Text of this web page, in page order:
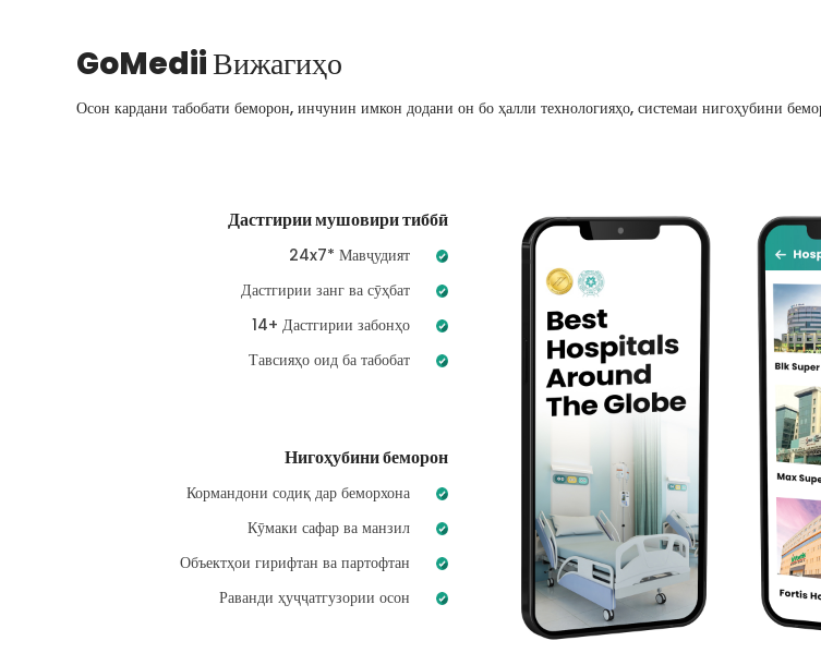
GoMediiВижагиҳо
Осон кардани табобати беморон, инчунин имкон додани он бо ҳалли технологияҳо, системаи нигоҳубини
Дастгирии мушовири тиббӣ
24x7* Мавҷудият
Дастгирии занг ва сӯҳбат
14+ Дастгирии забонҳо
Тавсияҳо оид ба табобат
Нигоҳубини беморон
Кормандони содиқ дар беморхона
Кӯмаки сафар ва манзил
Объектҳои гирифтан ва партофтан
Раванди ҳуҷҷатгузории осон